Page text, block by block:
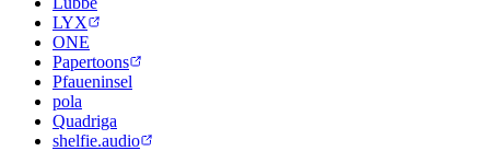
LYX
ONE
Papertoons
Pfaueninsel
pola
Quadriga
shelfie.audio